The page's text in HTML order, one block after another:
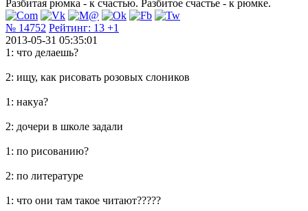
Разбитая рюмка - к счастью. Разбитое счастье - к рюмке.
№ 14752 Рейтинг: 13 +1
2013-05-31 05:35:01
1: что делаешь?
2: ищу, как рисовать розовых слоников
1: накуа?
2: дочери в школе задали
1: по рисованию?
2: по литературе
1: что они там такое читают?????